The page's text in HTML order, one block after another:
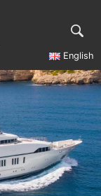
English